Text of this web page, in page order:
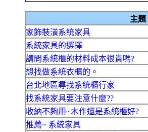
主題
家飾裝潢系統家具
系統家具的選擇
請問系統櫃的材料成本很貴嗎?
想找做系統衣櫃的。
台北地區尋找系統櫃行家
找系統家具要注意什麼??
收納不夠用~木作還是系統櫃好?
推薦~ 系統家具